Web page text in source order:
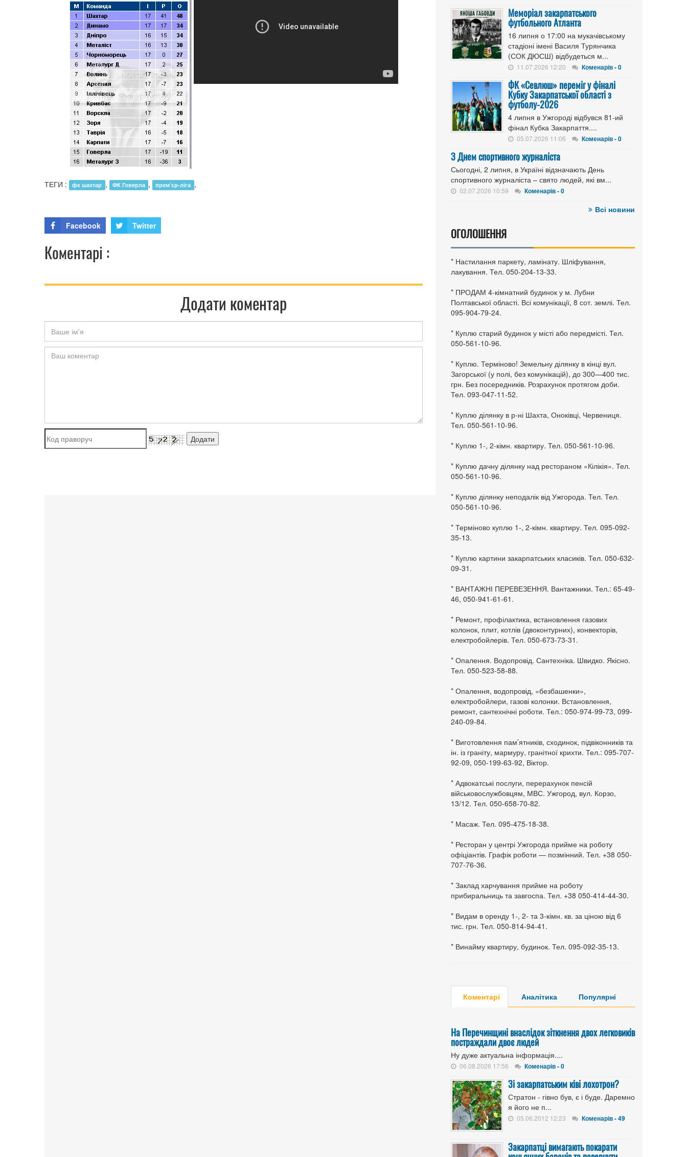
ТЕГИ : фк шахтар , ФК Говерла , прем’єр-ліга ,
Facebook Twitter
Коментарі :
Додати коментар
Меморіал закарпатського
футбольного Атланта
16 липня о 17:00 на мукачівському
стадіоні імені Василя Турянчика
(СОК ДЮСШ) відбудеться м...
11.07.2026 12:20 Коменарів - 0
ФК «Севлюш» переміг у фіналі
Кубку Закарпатської області з
футболу-2026
4 липня в Ужгороді відбувся 81-ий
фінал Кубка Закарпаття....
05.07.2026 11:06 Коменарів - 0
З Днем спортивного журналіста
Сьогодні, 2 липня, в Україні відзначають День
спортивного журналіста – свято людей, які вм...
02.07.2026 10:59 Коменарів - 0
Всі новини
ОГОЛОШЕННЯ
* Настилання паркету, ламінату. Шліфування,
лакування. Тел. 050-204-13-33.
* ПРОДАМ 4-кімнатний будинок у м. Лубни
Полтавської області. Всі комунікації, 8 сот. землі. Тел.
095-904-79-24.
* Куплю старий будинок у місті або передмісті. Тел.
050-561-10-96.
* Куплю. Терміново! Земельну ділянку в кінці вул.
Загорської (у полі, без комунікацій), до 300—400 тис.
грн. Без посередників. Розрахунок протягом доби.
Тел. 093-047-11-52.
* Куплю ділянку в р-ні Шахта, Оноківці, Червениця.
Тел. 050-561-10-96.
* Куплю 1-, 2-кімн. квартиру. Тел. 050-561-10-96.
* Куплю дачну ділянку над рестораном «Кілікія». Тел.
050-561-10-96.
* Куплю ділянку неподалік від Ужгорода. Тел. Тел.
050-561-10-96.
* Терміново куплю 1-, 2-кімн. квартиру. Тел. 095-092-
35-13.
* Куплю картини закарпатських класиків. Тел. 050-632-
09-31.
* ВАНТАЖНІ ПЕРЕВЕЗЕННЯ. Вантажники. Тел.: 65-49-
46, 050-941-61-61.
* Ремонт, профілактика, встановлення газових
колонок, плит, котлів (двоконтурних), конвекторів,
електробойлерів. Тел. 050-673-73-31.
* Опалення. Водопровід. Сантехніка. Швидко. Якісно.
Тел. 050-523-58-88.
* Опалення, водопровід, «безбашенки»,
електробойлери, газові колонки. Встановлення,
ремонт, сантехнічні роботи. Тел.: 050-974-99-73, 099-
240-09-84.
* Виготовлення пам’ятників, сходинок, підвіконників та
ін. із граніту, мармуру, гранітної крихти. Тел.: 095-707-
92-09, 050-199-63-92, Віктор.
* Адвокатські послуги, перерахунок пенсій
військовослужбовцям, МВС. Ужгород, вул. Корзо,
13/12. Тел. 050-658-70-82.
* Масаж. Тел. 095-475-18-38.
* Ресторан у центрі Ужгорода прийме на роботу
офіціантів. Графік роботи — позмінний. Тел. +38 050-
707-76-36.
* Заклад харчування прийме на роботу
прибиральниць та завгоспа. Тел. +38 050-414-44-30.
* Видам в оренду 1-, 2- та 3-кімн. кв. за ціною від 6
тис. грн. Тел. 050-814-94-41.
* Винайму квартиру, будинок. Тел. 095-092-35-13.
Коментарі Аналітика Популярні
На Перечинщині внаслідок зіткнення двох легковиків
постраждали двоє людей
Ну дуже актуальна інформація....
06.08.2026 17:56 Коменарів - 0
Зі закарпатським ківі лохотрон?
Стратон - гівно був, є і буде. Даремно
я його не п...
05.06.2012 12:23 Коменарів - 49
Закарпатці вимагають покарати